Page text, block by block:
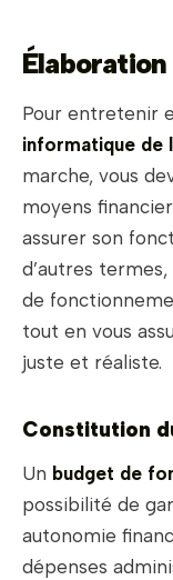
Pour entretenir
informatique de
marche, vous
moyens
assurer son
d’autres
de
tout en vous
juste et réaliste.
Constitution
Un budget de
possibilité de
autonomie
dépenses